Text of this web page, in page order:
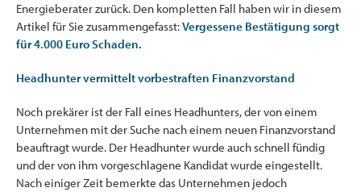
Energieberater zurück. Den kompletten Fall haben wir in diesem
Artikel für Sie zusammengefasst:Vergessene Bestätigung sorgt
für 4.000 Euro Schaden.
Headhunter vermittelt vorbestraften Finanzvorstand
Noch prekärer ist der Fall eines Headhunters, der von einem
Unternehmen mit der Suche nach einem neuen Finanzvorstand
beauftragt wurde. Der Headhunter wurde auch schnell fündig
und der von ihm vorgeschlagene Kandidat wurde eingestellt.
Nach einiger Zeit bemerkte das Unternehmen jedoch